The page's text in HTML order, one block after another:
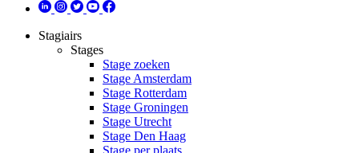
Stagiairs
Stages
Stage zoeken
Stage Amsterdam
Stage Rotterdam
Stage Groningen
Stage Utrecht
Stage Den Haag
Stage per plaats